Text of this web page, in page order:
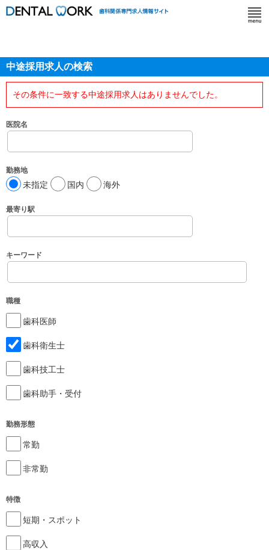
中途採用求人の検索
その条件に一致する中途採用求人はありませんでした。
医院名
勤務地
未指定 国内 海外
最寄り駅
キーワード
職種
歯科医師
歯科衛生士
歯科技工士
歯科助手・受付
勤務形態
常勤
非常勤
特徴
短期・スポット
高収入